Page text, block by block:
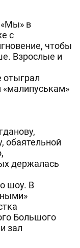
«Мы» в
с
чтобы
Взрослые и
отыграл
обаятельной
держалась
шоу. В
Большого
зал